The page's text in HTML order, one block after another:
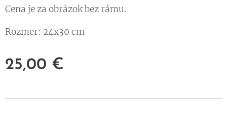
Cena je za obrázok bez rámu.
Rozmer: 24x30 cm
25,00 €